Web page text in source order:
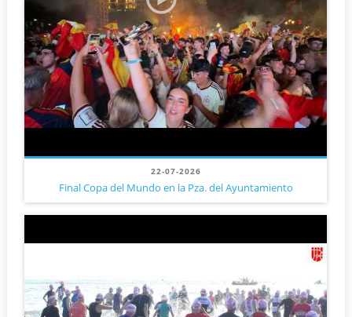
22-07-2026
Final Copa del Mundo en la Pza. del Ayuntamiento